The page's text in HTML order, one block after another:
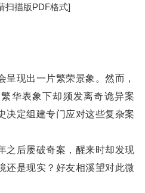
扫描版PDF格式]
呈现出一片繁荣景象。然而，
华表象下却频发离奇诡异案
决定组建专门应对这些复杂案
之后屡破奇案，醒来时却发现
还是现实？好友相溪望对此微